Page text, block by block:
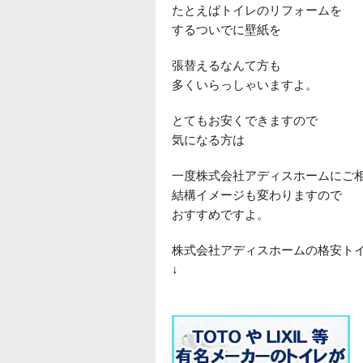
たとえばトイレのリフォームを
するついでに壁紙を
張替えるなんて方も
多くいらっしゃいますよ。
とてもお安くできますので
気になる方は
一度株式会社アディスホームにご
結構イメージも変わりますので
おすすめですよ。
株式会社アディスホームの格安ト
↓